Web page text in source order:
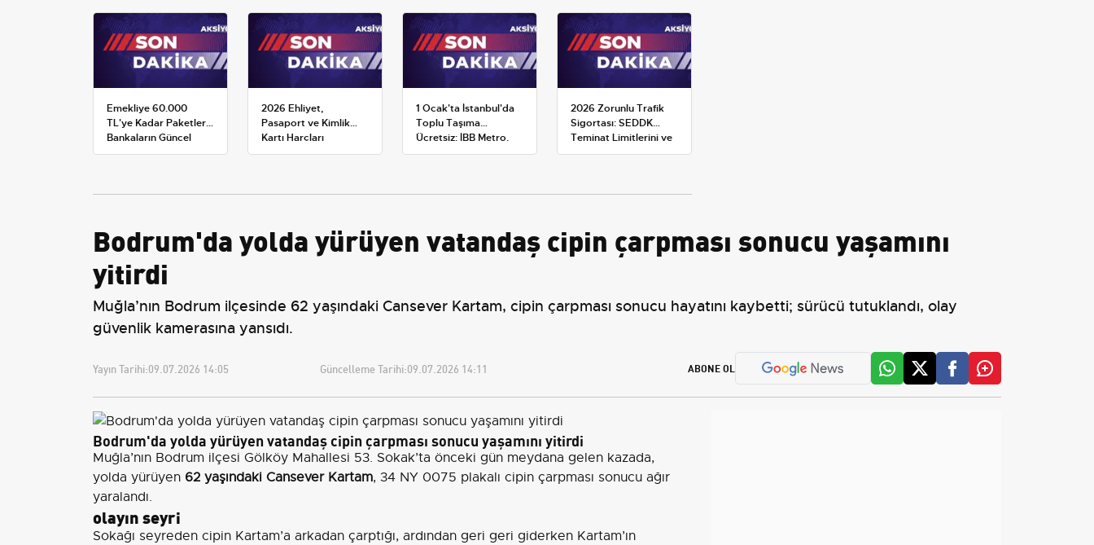
Emekliye 60.000
TL'ye Kadar Paketler:
Bankaların Güncel
Promosyon ve Ek
2026 Ehliyet,
Pasaport ve Kimlik
Kartı Harçları
Resmileşti: Yeni
1 Ocak'ta İstanbul'da
Toplu Taşıma
Ücretsiz: İBB Metro,
Metrobüs ve Otobüs
2026 Zorunlu Trafik
Sigortası: SEDDK
Teminat Limitlerini ve
Çoklu Araç Tarifesini
Bodrum'da yolda yürüyen vatandaş cipin çarpması sonucu yaşamını
yitirdi
Muğla’nın Bodrum ilçesinde 62 yaşındaki Cansever Kartam, cipin çarpması sonucu hayatını kaybetti; sürücü tutuklandı, olay
güvenlik kamerasına yansıdı.
Yayın Tarihi:09.07.2026 14:05 Güncelleme Tarihi:09.07.2026 14:11 ABONE OL
Bodrum'da yolda yürüyen vatandaş cipin çarpması sonucu yaşamını yitirdi
Muğla’nın Bodrum ilçesi Gölköy Mahallesi 53. Sokak’ta önceki gün meydana gelen kazada,
yolda yürüyen 62 yaşındaki Cansever Kartam, 34 NY 0075 plakalı cipin çarpması sonucu ağır
yaralandı.
olayın seyri
Sokağı seyreden cipin Kartam’a arkadan çarptığı, ardından geri geri giderken Kartam’ın